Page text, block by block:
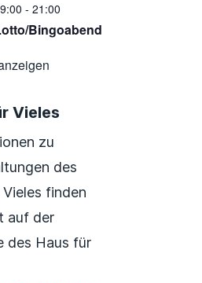
-21:00
Bingoabend
Vieles
zu
des
finden
auf der
des Haus für